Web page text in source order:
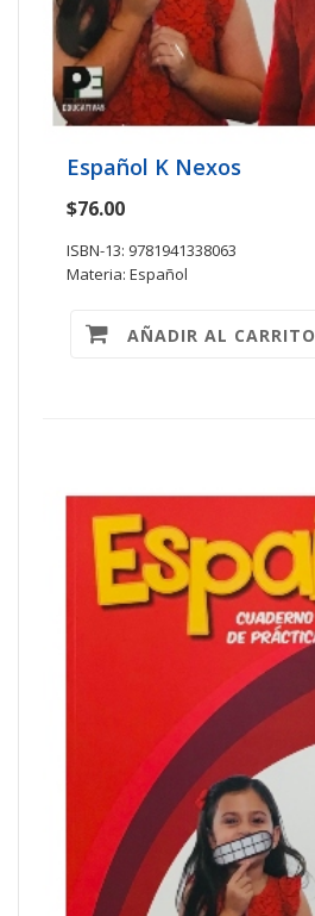
Español K Nexos
$76.00
ISBN-13: 9781941338063
Materia: Español
AÑADIR AL CARRITO